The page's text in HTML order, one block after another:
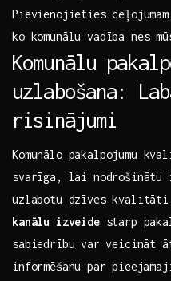
Pievienojieties
ko komunālu vadība nes
Komunālu
uzlabošana:
risinājumi
Komunālo ‍pakalpojumu
svarīga,‌ lai nodrošinātu
uzlabotu dzīves
kanālu izveidestarp
sabiedrību ⁣var veicināt
informēšanu⁣ par